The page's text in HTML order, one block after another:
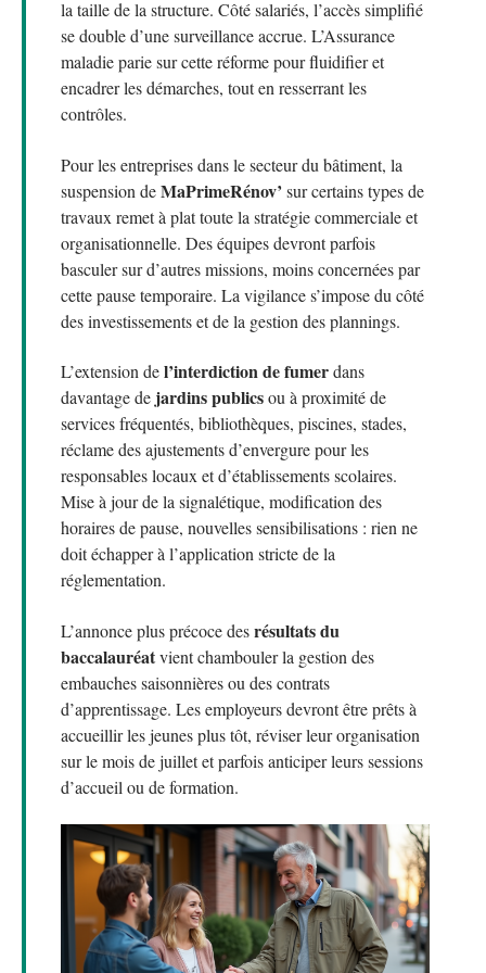
la taille de la structure. Côté salariés, l’accès simplifié
se double d’une surveillance accrue. L’Assurance
maladie parie sur cette réforme pour fluidifier et
encadrer les démarches, tout en resserrant les
contrôles.
Pour les entreprises dans le secteur du bâtiment, la
suspension deMaPrimeRénov’ sur certains types de
travaux remet à plat toute la stratégie commerciale et
organisationnelle. Des équipes devront parfois
basculer sur d’autres missions, moins concernées par
cette pause temporaire. La vigilance s’impose du côté
des investissements et de la gestion des plannings.
L’extension del’interdiction de fumerdans
davantage de jardins publicsou à proximité de
services fréquentés, bibliothèques, piscines, stades,
réclame des ajustements d’envergure pour les
responsables locaux et d’établissements scolaires.
Mise à jour de la signalétique, modification des
horaires de pause, nouvelles sensibilisations : rien ne
doit échapper à l’application stricte de la
réglementation.
L’annonce plus précoce desrésultats du
baccalauréatvient chambouler la gestion des
embauches saisonnières ou des contrats
d’apprentissage. Les employeurs devront être prêts à
accueillir les jeunes plus tôt, réviser leur organisation
sur le mois de juillet et parfois anticiper leurs sessions
d’accueil ou de formation.